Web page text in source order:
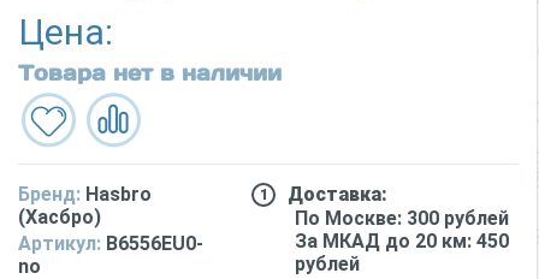
Цена:
Товара нет в наличии
Бренд: Hasbro
(Хасбро)
Артикул: B6556EU0-
no
Доставка:
По Москве: 300 рублей
За МКАД до 20 км: 450
рублей